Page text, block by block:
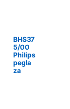
BHS37
5/00
Philips
pegla
za